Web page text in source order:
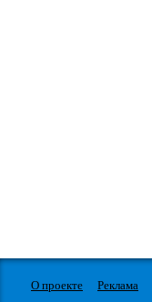
О проекте Реклама